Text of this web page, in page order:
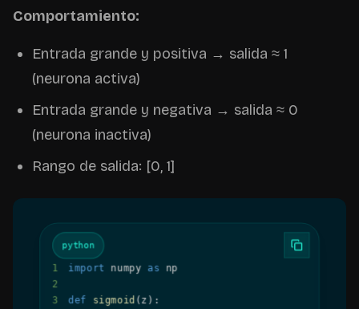
Comportamiento:
Entrada grande y positiva → salida ≈ 1
(neurona activa)
Entrada grande y negativa → salida ≈ 0
(neurona inactiva)
Rango de salida: [0, 1]
python
1 import numpy as
2
3
def sigmoid (z ) :